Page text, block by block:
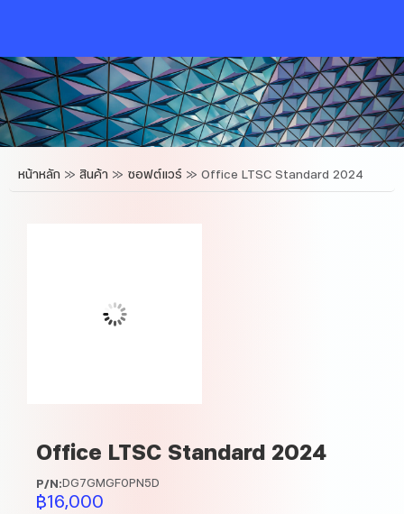
หน้าหลัก » สินค้า » ซอฟต์แวร์ » Office LTSC Standard 2024
Office LTSC Standard 2024
P/N:DG7GMGF0PN5D
฿16,000